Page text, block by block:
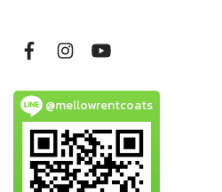
@mellowrentcoats